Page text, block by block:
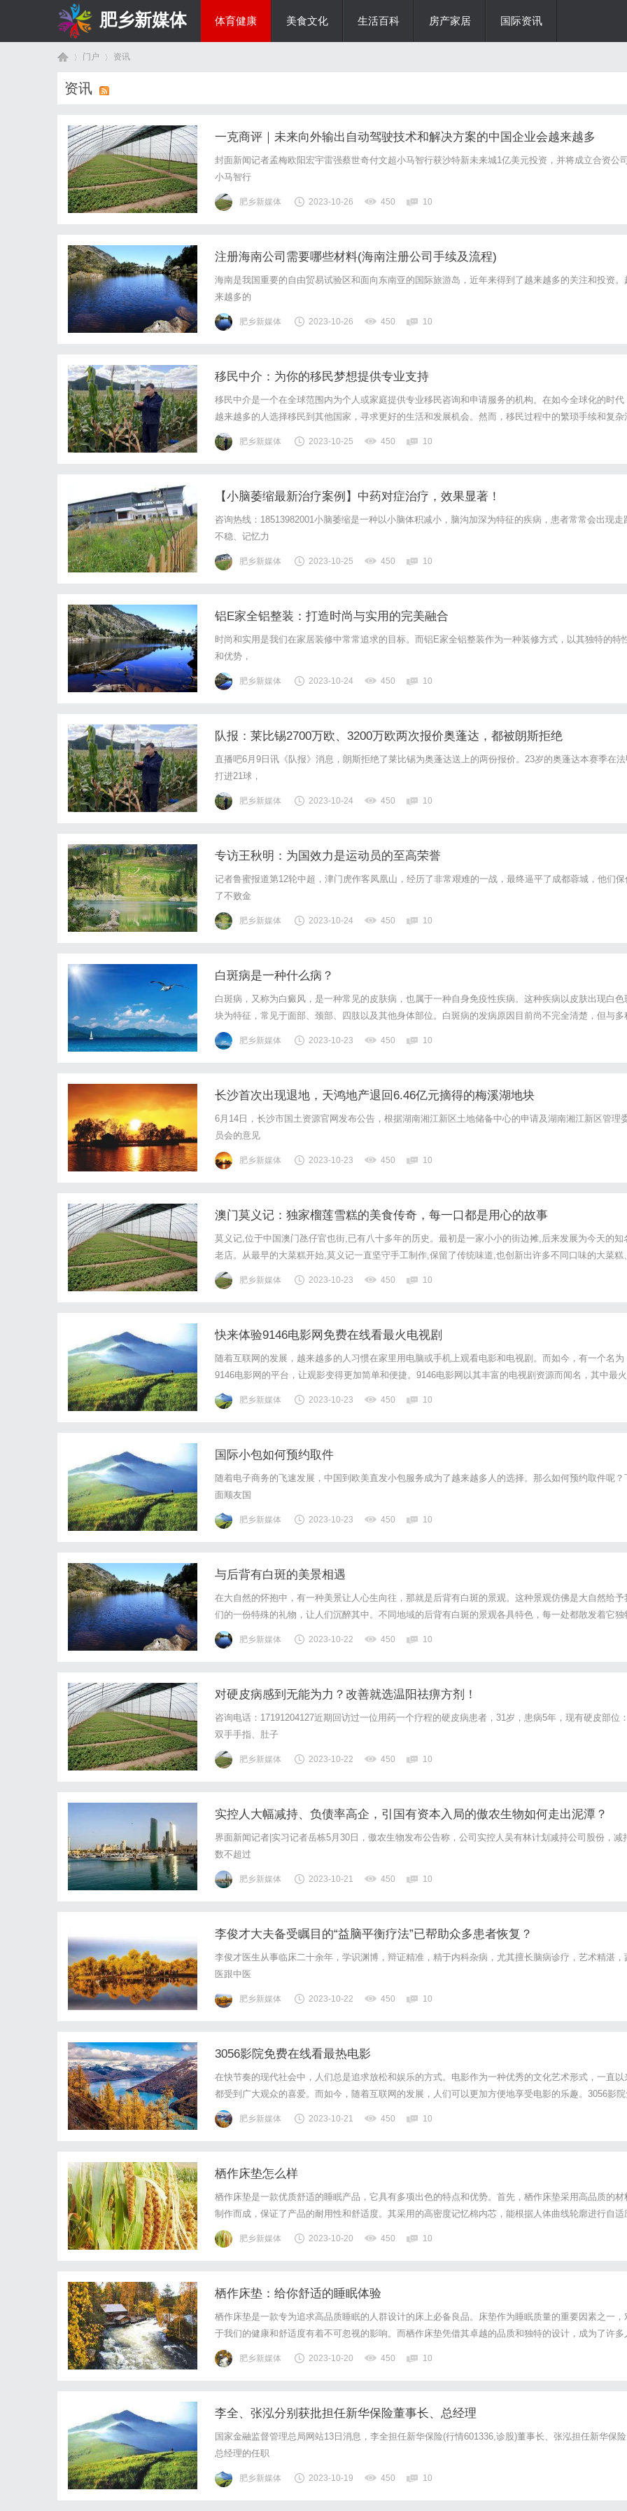
肥乡新媒体 体育健康 美食文化 生活百科 房产家居 国际资讯
门户 资讯
资讯
一克商评｜未来向外输出自动驾驶技术和解决方案的中国企业会越来越多
封面新闻记者孟梅欧阳宏宇雷强蔡世奇付文超小马智行获沙特新未来城1亿美元投资，并将成立合资公
小马智行
肥乡新媒体 2023-10-26 450 10
注册海南公司需要哪些材料(海南注册公司手续及流程)
海南是我国重要的自由贸易试验区和面向东南亚的国际旅游岛，近年来得到了越来越多的关注和投资。
来越多的
肥乡新媒体 2023-10-26 450 10
移民中介：为你的移民梦想提供专业支持
移民中介是一个在全球范围内为个人或家庭提供专业移民咨询和申请服务的机构。在如今全球化的时代
越来越多的人选择移民到其他国家，寻求更好的生活和发展机会。然而，移民过程中的繁琐手续和复杂
律程序往往让许多人望而却步。这时候，移民中介的角色就显得尤为重要了。首先，移民中介提供专业
移民咨询服务。他们了解各国的移民政策和法律法规，可以根据个人的情况和需求，为客户提供...
肥乡新媒体 2023-10-25 450 10
【小脑萎缩最新治疗案例】中药对症治疗，效果显著！
咨询热线：18513982001小脑萎缩是一种以小脑体积减小，脑沟加深为特征的疾病，患者常常会出现走
不稳、记忆力
肥乡新媒体 2023-10-25 450 10
铝E家全铝整装：打造时尚与实用的完美融合
时尚和实用是我们在家居装修中常常追求的目标。而铝E家全铝整装作为一种装修方式，以其独特的特
和优势，
肥乡新媒体 2023-10-24 450 10
队报：莱比锡2700万欧、3200万欧两次报价奥蓬达，都被朗斯拒绝
直播吧6月9日讯《队报》消息，朗斯拒绝了莱比锡为奥蓬达送上的两份报价。23岁的奥蓬达本赛季在
打进21球，
肥乡新媒体 2023-10-24 450 10
专访王秋明：为国效力是运动员的至高荣誉
记者鲁蜜报道第12轮中超，津门虎作客凤凰山，经历了非常艰难的一战，最终逼平了成都蓉城，他们保
了不败金
肥乡新媒体 2023-10-24 450 10
白斑病是一种什么病？
白斑病，又称为白癜风，是一种常见的皮肤病，也属于一种自身免疫性疾病。这种疾病以皮肤出现白色
块为特征，常见于面部、颈部、四肢以及其他身体部位。白斑病的发病原因目前尚不完全清楚，但与多
因素有关。白斑病的主要病理特征是体内的黑色素细胞数量减少或功能异常，导致皮肤局部或全身出现
素减退或丧失。这些白色斑块的大小和形状各异，有些可能呈现圆形或椭圆形，而其他可能会出...
肥乡新媒体 2023-10-23 450 10
长沙首次出现退地，天鸿地产退回6.46亿元摘得的梅溪湖地块
6月14日，长沙市国土资源官网发布公告，根据湖南湘江新区土地储备中心的申请及湖南湘江新区管理
员会的意见
肥乡新媒体 2023-10-23 450 10
澳门莫义记：独家榴莲雪糕的美食传奇，每一口都是用心的故事
莫义记,位于中国澳门氹仔官也街,已有八十多年的历史。最初是一家小小的街边摊,后来发展为今天的知
老店。从最早的大菜糕开始,莫义记一直坚守手工制作,保留了传统味道,也创新出许多不同口味的大菜糕
木糠布甸、杨枝金露等小食。其中,最引人瞩目的当属猫山王榴莲雪糕。在莫义记,猫山王榴莲雪糕可谓
奇中的传奇。这款雪糕的秘诀在于选材。他们以来自马来西亚的极品“猫山王”榴莲...
肥乡新媒体 2023-10-23 450 10
快来体验9146电影网免费在线看最火电视剧
随着互联网的发展，越来越多的人习惯在家里用电脑或手机上观看电影和电视剧。而如今，有一个名为
9146电影网的平台，让观影变得更加简单和便捷。9146电影网以其丰富的电视剧资源而闻名，其中最火
的电视剧片源应有尽有。无论是国内热播的剧集，还是国外的热门剧集，你都可以在这里找到。不仅如
此，9146电影网还提供了免费在线观看的服务，让你无需花费一分钱，就能尽情享受精彩...
肥乡新媒体 2023-10-23 450 10
国际小包如何预约取件
随着电子商务的飞速发展，中国到欧美直发小包服务成为了越来越多人的选择。那么如何预约取件呢？
面顺友国
肥乡新媒体 2023-10-23 450 10
与后背有白斑的美景相遇
在大自然的怀抱中，有一种美景让人心生向往，那就是后背有白斑的景观。这种景观仿佛是大自然给予
们的一份特殊的礼物，让人们沉醉其中。不同地域的后背有白斑的景观各具特色，每一处都散发着它独
的魅力。首先，让我们来到富饶的大平原，在这里，草原是后背有白斑的大地。广袤无垠的草原上，绿
的草丛交织成一幅幅美丽的图案，而其中的白斑则如同珍珠一般点缀其中。站在草原上，望着一...
肥乡新媒体 2023-10-22 450 10
对硬皮病感到无能为力？改善就选温阳祛痹方剂！
咨询电话：17191204127近期回访过一位用药一个疗程的硬皮病患者，31岁，患病5年，现有硬皮部位
双手手指、肚子
肥乡新媒体 2023-10-22 450 10
实控人大幅减持、负债率高企，引国有资本入局的傲农生物如何走出泥潭？
界面新闻记者|实习记者岳栋5月30日，傲农生物发布公告称，公司实控人吴有林计划减持公司股份，减
数不超过
肥乡新媒体 2023-10-21 450 10
李俊才大夫备受瞩目的“益脑平衡疗法”已帮助众多患者恢复？
李俊才医生从事临床二十余年，学识渊博，辩证精准，精于内科杂病，尤其擅长脑病诊疗，艺术精湛，
医跟中医
肥乡新媒体 2023-10-22 450 10
3056影院免费在线看最热电影
在快节奏的现代社会中，人们总是追求放松和娱乐的方式。电影作为一种优秀的文化艺术形式，一直以
都受到广大观众的喜爱。而如今，随着互联网的发展，人们可以更加方便地享受电影的乐趣。3056影
费在线看最热电影成为了现代人的首选。3056影院是一个专门提供最热电影在线观看的平台。无论是
的老片还是最新上映的大片，这里应有尽有。只需打开电脑或者手机，输入关键词“3...
肥乡新媒体 2023-10-21 450 10
栖作床垫怎么样
栖作床垫是一款优质舒适的睡眠产品，它具有多项出色的特点和优势。首先，栖作床垫采用高品质的材
制作而成，保证了产品的耐用性和舒适度。其采用的高密度记忆棉内芯，能根据人体曲线轮廓进行自适
调整，有效减少睡眠时的压力点，为用户提供更好的睡眠体验。此外，栖作床垫还具有良好的通风透气
能，有效吸湿排汗，保持床垫的干燥清爽，有效预防细菌滋生。同时，栖作床垫采用全方位的包...
肥乡新媒体 2023-10-20 450 10
栖作床垫：给你舒适的睡眠体验
栖作床垫是一款专为追求高品质睡眠的人群设计的床上必备良品。床垫作为睡眠质量的重要因素之一，
于我们的健康和舒适度有着不可忽视的影响。而栖作床垫凭借其卓越的品质和独特的设计，成为了许多
追求极致睡眠体验的首选。首先，栖作床垫采用了先进的制造工艺和高质量的材料。床垫表面采用了柔
的面料，触感舒适，透气性良好，能够有效地吸收和排出体温和湿气，保持床面干爽，为你打造...
肥乡新媒体 2023-10-20 450 10
李全、张泓分别获批担任新华保险董事长、总经理
国家金融监督管理总局网站13日消息，李全担任新华保险(行情601336,诊股)董事长、张泓担任新华保险
总经理的任职
肥乡新媒体 2023-10-19 450 10